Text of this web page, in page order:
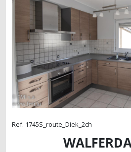
Ref. 1745S_route_Diek_2ch